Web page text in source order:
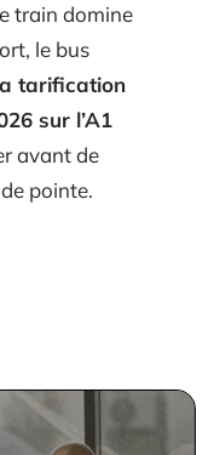
train domine
le bus
tarification
sur l’A1
avant de
pointe.